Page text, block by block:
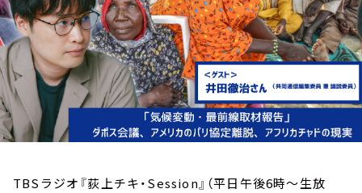
TBSラジオ『荻上チキ・Session』（平日午後6時～生放